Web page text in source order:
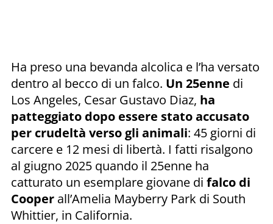
Ha preso una bevanda alcolica e l’ha versato
dentro al becco di un falco. Un 25enne di
Los Angeles, Cesar Gustavo Diaz, ha
patteggiato dopo essere stato accusato
per crudeltà verso gli animali: 45 giorni di
carcere e 12 mesi di libertà. I fatti risalgono
al giugno 2025 quando il 25enne ha
catturato un esemplare giovane di falco di
Cooper all’Amelia Mayberry Park di South
Whittier, in California.